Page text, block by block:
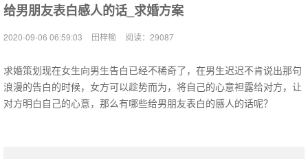
给男朋友表白感人的话_求婚方案
2020-09-06 06:59:03 田梓榆 阅读：29087
求婚策划现在女生向男生告白已经不稀奇了，在男生迟迟不肯说出那句
浪漫的告白的时候，女方可以趁势而为，将自己的心意袒露给对方，让
对方明白自己的心意，那么有哪些给男朋友表白的感人的话呢？